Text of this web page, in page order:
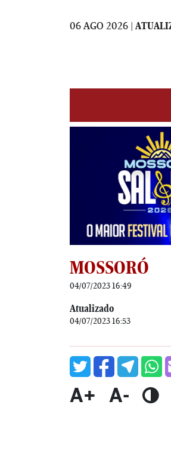
06 AGO 2026 |
MOSSORÓ
04/07/2023 16:49
Atualizado
04/07/2023 16:53
A+ A-